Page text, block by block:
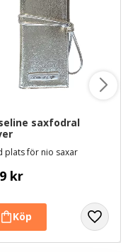
saxfodral
plats för nio saxar
kr